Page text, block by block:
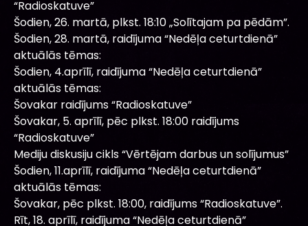
“Radioskatuve”
Šodien, 26. martā, plkst. 18:10 „Solītajam pa pēdām”.
Šodien, 28. martā, raidījuma “Nedēļa ceturtdienā”
aktuālās tēmas:
Šodien, 4.aprīlī, raidījuma “Nedēļa ceturtdienā”
aktuālās tēmas:
Šovakar raidījums “Radioskatuve”
Šovakar, 5. aprīlī, pēc plkst. 18:00 raidījums
“Radioskatuve”
Mediju diskusiju cikls “Vērtējam darbus un solījumus”
Šodien, 11.aprīlī, raidījuma “Nedēļa ceturtdienā”
aktuālās tēmas:
Šovakar, pēc plkst. 18:00, raidījums “Radioskatuve”.
Rīt, 18. aprīlī, raidījuma “Nedēļa ceturtdienā”